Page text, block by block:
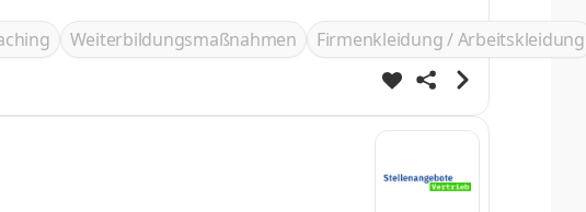
Weiterbildungsmaßnahmen
Firmenkleidung / Arbeitskleidung